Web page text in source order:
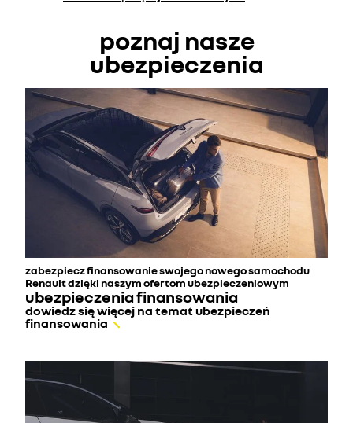
poznaj nasze
ubezpieczenia
zabezpiecz finansowanie swojego nowego samochodu
Renault dzięki naszym ofertom ubezpieczeniowym
ubezpieczenia finansowania
dowiedz się więcej na temat ubezpieczeń
finansowania